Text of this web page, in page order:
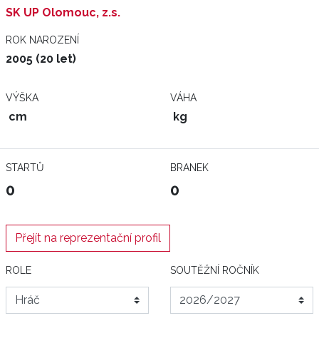
SK UP Olomouc, z.s.
ROK NAROZENÍ
2005 (20 let)
VÝŠKA
cm
VÁHA
kg
STARTŮ
0
BRANEK
0
Přejít na reprezentační profil
ROLE SOUTĚŽNÍ ROČNÍK